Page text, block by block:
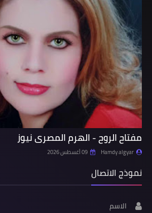
مفتاح الروح - الهرم المصرى نيوز
Hamdy algyar 09 أغسطس 2026
نموذج الاتصال
الاسم